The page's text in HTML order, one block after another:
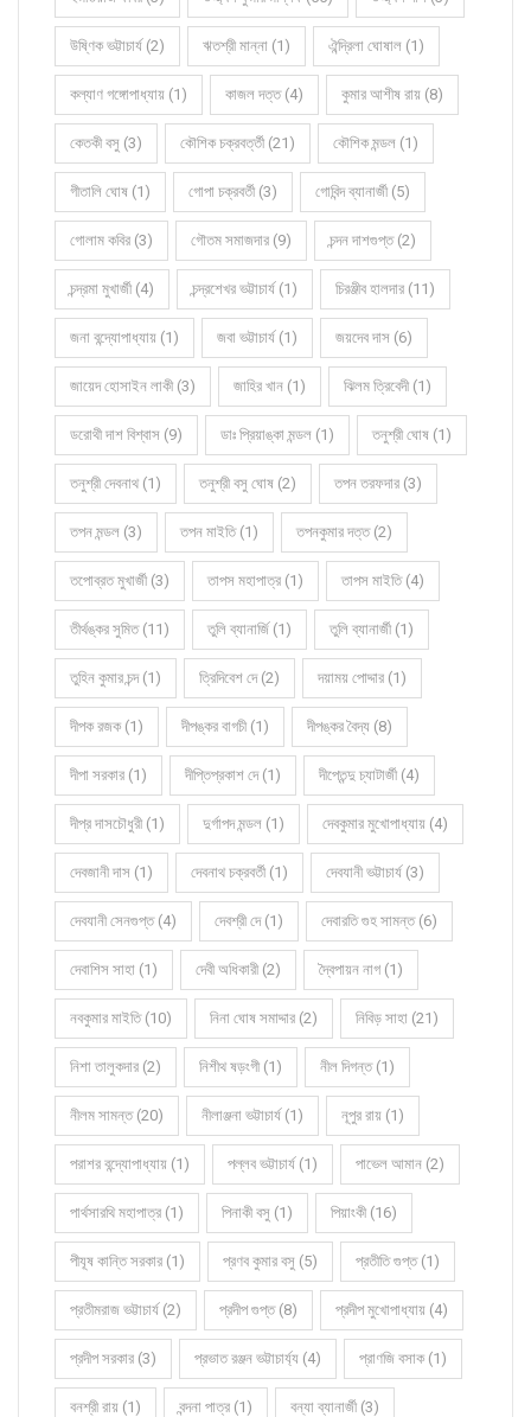
উষ্ণিক ভট্টাচার্য (2) ঋতশ্রী মান্না (1) ঐন্দ্রিলা ঘোষাল (1)
কল্যাণ গঙ্গোপাধ্যায় (1) কাজল দত্ত (4) কুমার আশীষ রায় (8)
কেতকী বসু (3) কৌশিক চক্রবর্ত্তী (21) কৌশিক মন্ডল (1)
গীতালি ঘোষ (1) গোপা চক্রবর্তী (3) গোবিন্দ ব্যানার্জী (5)
গোলাম কবির (3) গৌতম সমাজদার (9) চন্দন দাশগুপ্ত (2)
চন্দ্রমা মুখার্জী (4) চন্দ্রশেখর ভট্টাচার্য (1) চিরঞ্জীব হালদার (11)
জনা বন্দ্যোপাধ্যায় (1) জবা ভট্টাচার্য (1) জয়দেব দাস (6)
জায়েদ হোসাইন লাকী (3) জাহির খান (1) ঝিলম ত্রিবেদী (1)
ডরোথী দাশ বিশ্বাস (9) ডাঃ প্রিয়াঙ্কা মন্ডল (1) তনুশ্রী ঘোষ (1)
তনুশ্রী দেবনাথ (1) তনুশ্রী বসু ঘোষ (2) তপন তরফদার (3)
তপন মন্ডল (3) তপন মাইতি (1) তপনকুমার দত্ত (2)
তপোব্রত মুখার্জী (3) তাপস মহাপাত্র (1) তাপস মাইতি (4)
তীর্থঙ্কর সুমিত (11) তুলি ব্যানার্জি (1) তুলি ব্যানার্জী (1)
তুহিন কুমার চন্দ (1) ত্রিদিবেশ দে (2) দয়াময় পোদ্দার (1)
দীপক রজক (1) দীপঙ্কর বাগচী (1) দীপঙ্কর বৈদ্য (8)
দীপা সরকার (1) দীপ্তিপ্রকাশ দে (1) দীপ্তেন্দু চ্যাটার্জী (4)
দীপ্র দাসচৌধুরী (1) দুর্গাপদ মন্ডল (1) দেবকুমার মুখোপাধ্যায় (4)
দেবজানী দাস (1) দেবনাথ চক্রবর্তী (1) দেবযানী ভট্টাচার্য (3)
দেবযানী সেনগুপ্ত (4) দেবশ্রী দে (1) দেবারতি গুহ সামন্ত (6)
দেবাশিস সাহা (1) দেবী অধিকারী (2) দ্বৈপায়ন নাগ (1)
নবকুমার মাইতি (10) নিনা ঘোষ সমাদ্দার (2) নিবিড় সাহা (21)
নিশা তালুকদার (2) নিশীথ ষড়ংগী (1) নীল দিগন্ত (1)
নীলম সামন্ত (20) নীলাঞ্জনা ভট্টাচার্য (1) নূপুর রায় (1)
পরাশর বন্দ্যোপাধ্যায় (1) পল্লব ভট্টাচার্য (1) পাভেল আমান (2)
পার্থসারথি মহাপাত্র (1) পিনাকী বসু (1) পিয়াংকী (16)
পীযূষ কান্তি সরকার (1) প্রণব কুমার বসু (5) প্রতীতি গুপ্ত (1)
প্রতীমরাজ ভট্টাচার্য (2) প্রদীপ গুপ্ত (8) প্রদীপ মুখোপাধ্যায় (4)
প্রদীপ সরকার (3) প্রভাত রঞ্জন ভট্টাচার্য্য (4) প্রাণজি বসাক (1)
বনশ্রী রায় (1) বন্দনা পাত্র (1) বন্যা ব্যানার্জী (3)